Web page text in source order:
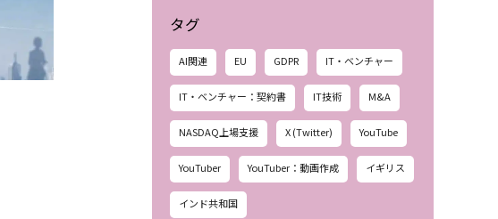
タグ
AI関連 EU GDPR IT・ベンチャー
IT・ベンチャー：契約書 IT技術 M&A
NASDAQ上場支援 X (Twitter) YouTube
YouTuber YouTuber：動画作成 イギリス
インド共和国